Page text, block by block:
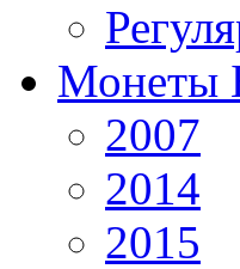
Монеты
2007
2014
2015